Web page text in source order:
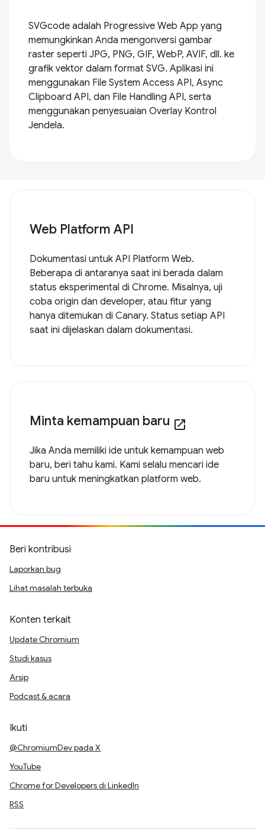
SVGcode adalah Progressive Web App yang
memungkinkan Anda mengonversi gambar
raster seperti JPG, PNG, GIF, WebP, AVIF, dll. ke
grafik vektor dalam format SVG. Aplikasi ini
menggunakan File System Access API, Async
Clipboard API, dan File Handling API, serta
menggunakan penyesuaian Overlay Kontrol
Jendela.
Web Platform API
Dokumentasi untuk API Platform Web.
Beberapa di antaranya saat ini berada dalam
status eksperimental di Chrome. Misalnya, uji
coba origin dan developer, atau fitur yang
hanya ditemukan di Canary. Status setiap API
saat ini dijelaskan dalam dokumentasi.
Minta kemampuan baru open_in_new
Jika Anda memiliki ide untuk kemampuan web
baru, beri tahu kami. Kami selalu mencari ide
baru untuk meningkatkan platform web.
Beri kontribusi
Laporkan bug
Lihat masalah terbuka
Konten terkait
Update Chromium
Studi kasus
Arsip
Podcast & acara
Ikuti
@ChromiumDev pada X
YouTube
Chrome for Developers di LinkedIn
RSS